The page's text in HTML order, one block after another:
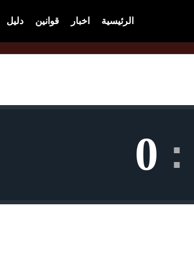
الرئيسية اخبار قوانين دليل
:
0